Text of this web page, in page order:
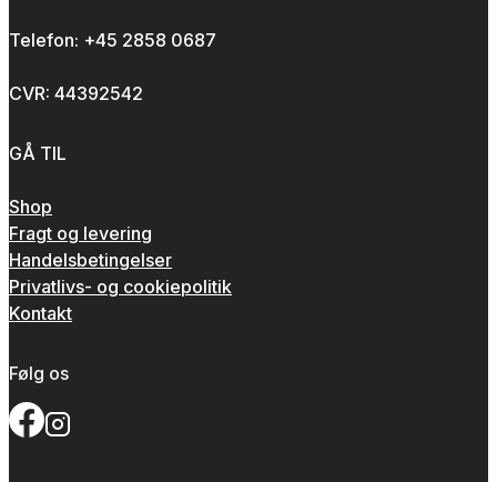
Telefon: +45 2858 0687
CVR: 44392542
GÅ TIL
Shop
Fragt og levering
Handelsbetingelser
Privatlivs- og cookiepolitik
Kontakt
Følg os